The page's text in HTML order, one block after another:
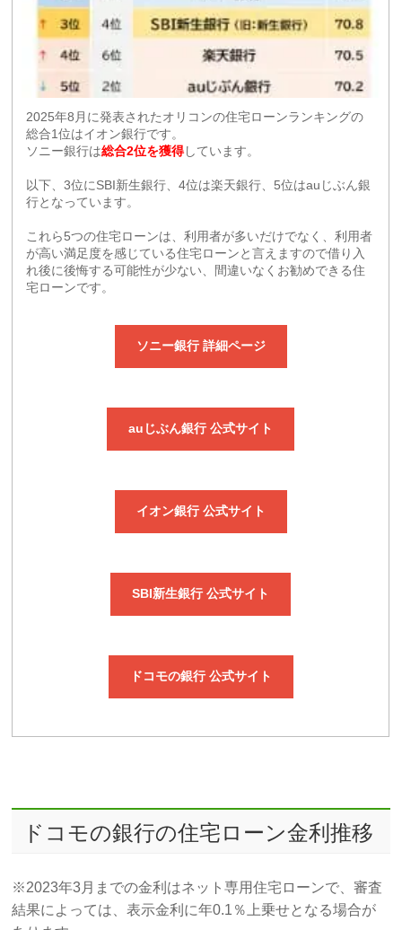
2025年8月に発表されたオリコンの住宅ローンランキングの
総合1位はイオン銀行です。
ソニー銀行は総合2位を獲得しています。
以下、3位にSBI新生銀行、4位は楽天銀行、5位はauじぶん銀
行となっています。
これら5つの住宅ローンは、利用者が多いだけでなく、利用者
が高い満足度を感じている住宅ローンと言えますので借り入
れ後に後悔する可能性が少ない、間違いなくお勧めできる住
宅ローンです。
ソニー銀行 詳細ページ
auじぶん銀行 公式サイト
イオン銀行 公式サイト
SBI新生銀行 公式サイト
ドコモの銀行 公式サイト
ドコモの銀行の住宅ローン金利推移
※2023年3月までの金利はネット専用住宅ローンで、審査
結果によっては、表示金利に年0.1％上乗せとなる場合が